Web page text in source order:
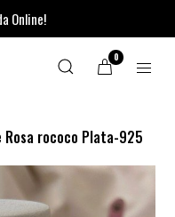
Online!
0
Rosa rococo Plata-925